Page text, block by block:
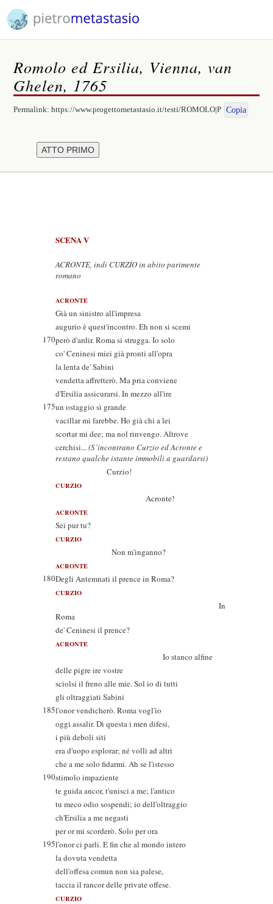
Romolo ed Ersilia, Vienna, van
Ghelen, 1765
Permalink:https://www.progettometastasio.it/testi/ROMOLO|P Copia
SCENA V
ACRONTE, indi CURZIO in abito parimente
romano
ACRONTE
Già un sinistro all'impresa
augurio è quest'incontro. Eh non si scemi
170però d'ardir. Roma si strugga. Io solo
co' Ceninesi miei già pronti all'opra
la lenta de' Sabini
vendetta affretterò. Ma pria conviene
d'Ersilia assicurarsi. In mezzo all'ire
175un ostaggio sì grande
vacillar mi farebbe. Ho già chi a lei
scortar mi dee; ma nol rinvengo. Altrove
cerchisi...(S’incontrano Curzio ed Acronte e
restano qualche istante immobili a guardarsi)
Curzio!
CURZIO
Acronte!
ACRONTE
Sei pur tu?
CURZIO
Non m'inganno?
ACRONTE
180Degli Antemnati il prence in Roma?
CURZIO
In
Roma
de' Ceninesi il prence?
ACRONTE
Io stanco alfine
delle pigre ire vostre
sciolsi il freno alle mie. Sol io di tutti
gli oltraggiati Sabini
185l'onor vendicherò. Roma vogl'io
oggi assalir. Di questa i men difesi,
i più deboli siti
era d'uopo esplorar; né volli ad altri
che a me solo fidarmi. Ah se l'istesso
190stimolo impaziente
te guida ancor, t'unisci a me; l'antico
tu meco odio sospendi; io dell'oltraggio
ch'Ersilia a me negasti
per or mi scorderò. Solo per ora
195l'onor ci parli. E fin che al mondo intero
la dovuta vendetta
dell'offesa comun non sia palese,
taccia il rancor delle private offese.
CURZIO